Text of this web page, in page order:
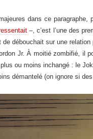
dans ce
–, c’est l’une des
débouchait sur une
Jr. À moitié zombifié, il
plus ou moins inchangé : le
démantelé (on ignore si